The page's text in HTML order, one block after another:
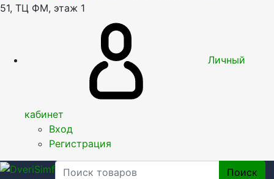
51, ТЦ ФМ, этаж 1
Личный
кабинет
Вход
Регистрация
Поиск